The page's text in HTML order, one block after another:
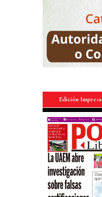
Edición Impresa